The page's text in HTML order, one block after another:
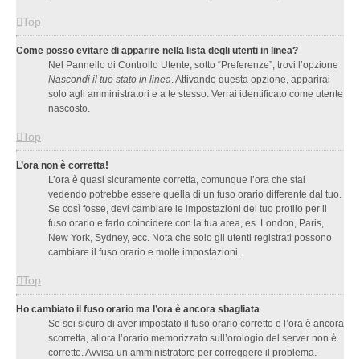
Top
Come posso evitare di apparire nella lista degli utenti in linea?
Nel Pannello di Controllo Utente, sotto “Preferenze”, trovi l’opzione
Nascondi il tuo stato in linea. Attivando questa opzione, apparirai
solo agli amministratori e a te stesso. Verrai identificato come utente
nascosto.
Top
L’ora non è corretta!
L’ora è quasi sicuramente corretta, comunque l’ora che stai
vedendo potrebbe essere quella di un fuso orario differente dal tuo.
Se così fosse, devi cambiare le impostazioni del tuo profilo per il
fuso orario e farlo coincidere con la tua area, es. London, Paris,
New York, Sydney, ecc. Nota che solo gli utenti registrati possono
cambiare il fuso orario e molte impostazioni.
Top
Ho cambiato il fuso orario ma l’ora è ancora sbagliata
Se sei sicuro di aver impostato il fuso orario corretto e l’ora è ancora
scorretta, allora l’orario memorizzato sull’orologio del server non è
corretto. Avvisa un amministratore per correggere il problema.